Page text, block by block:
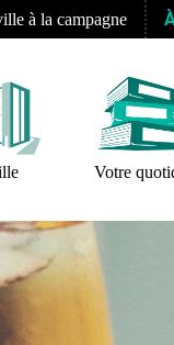
à la campagne
Votre